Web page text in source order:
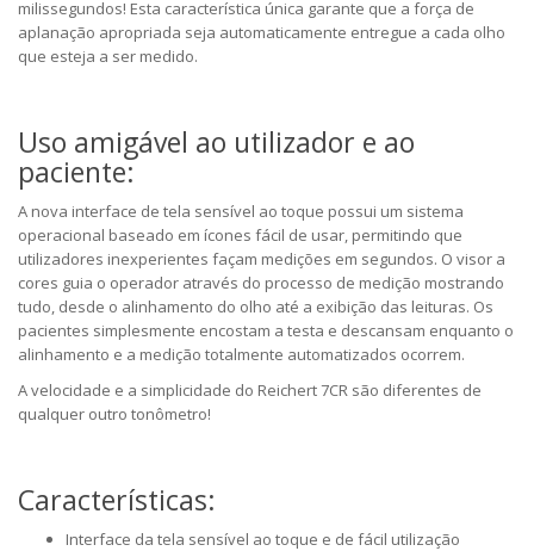
milissegundos! Esta característica única garante que a força de
aplanação apropriada seja automaticamente entregue a cada olho
que esteja a ser medido.
Uso amigável ao utilizador e ao
paciente:
A nova interface de tela sensível ao toque possui um sistema
operacional baseado em ícones fácil de usar, permitindo que
utilizadores inexperientes façam medições em segundos. O visor a
cores guia o operador através do processo de medição mostrando
tudo, desde o alinhamento do olho até a exibição das leituras. Os
pacientes simplesmente encostam a testa e descansam enquanto o
alinhamento e a medição totalmente automatizados ocorrem.
A velocidade e a simplicidade do Reichert 7CR são diferentes de
qualquer outro tonômetro!
Características:
Interface da tela sensível ao toque e de fácil utilização